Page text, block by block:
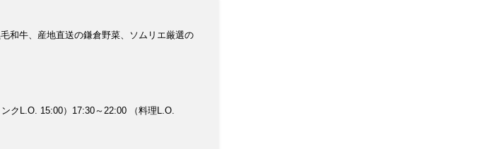
和牛、産地直送の鎌倉野菜、ソムリエ厳選の
クL.O. 15:00）17:30～22:00 （料理L.O.